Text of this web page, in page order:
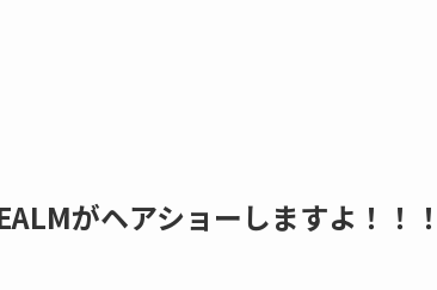
がヘアショーしますよ！！！